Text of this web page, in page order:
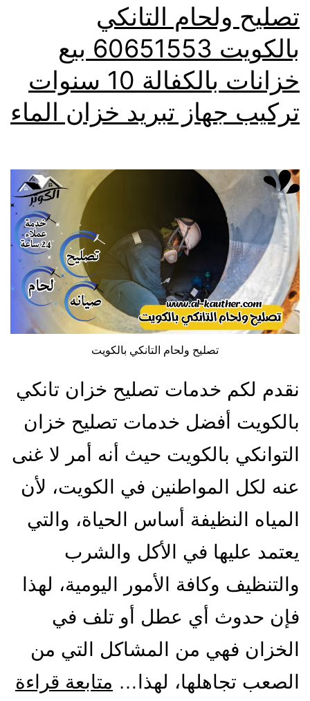
تصليح ولحام التانكي
بالكويت 60651553 بيع
خزانات بالكفالة 10 سنوات
تركيب جهاز تبريد خزان الماء
تصليح ولحام التانكي بالكويت
نقدم لكم خدمات تصليح خزان تانكي
بالكويت أفضل خدمات تصليح خزان
التوانكي بالكويت حيث أنه أمر لا غنى
عنه لكل المواطنين في الكويت، لأن
المياه النظيفة أساس الحياة، والتي
يعتمد عليها في الأكل والشرب
والتنظيف وكافة الأمور اليومية، لهذا
فإن حدوث أي عطل أو تلف في
الخزان فهي من المشاكل التي من
الصعب تجاهلها، لهذا… متابعة قراءة